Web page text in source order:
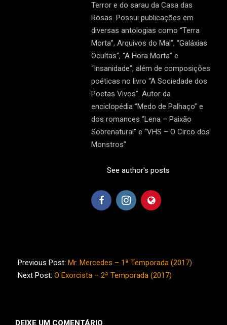
Terror e do sarau da Casa das
Rosas. Possui publicações em
diversas antologias como “Terra
Morta”, Arquivos do Mal”, “Galáxias
Ocultas”, “A Hora Morta” e
“Insanidade”, além de composições
poéticas no livro “A Sociedade dos
Poetas Vivos”. Autor da
enciclopédia “Medo de Palhaço” e
dos romances “Lena – Paixão
Sobrenatural” e “VHS – O Circo dos
Monstros”
See author's posts
12-
18
Previous Post: Mr. Mercedes – 1ª Temporada (2017)
Next Post: O Exorcista – 2ª Temporada (2017)
DEIXE UM COMENTÁRIO